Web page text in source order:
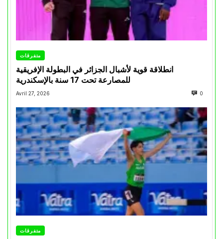
متفرقات
انطلاقة قوية لأشبال الجزائر في البطولة الإفريقية
للمصارعة تحت 17 سنة بالإسكندرية
Avril 27, 2026 0
متفرقات